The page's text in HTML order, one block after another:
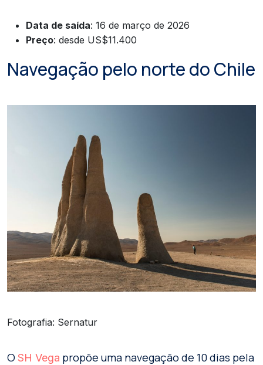
Data de saída: 16 de março de 2026
Preço: desde US$11.400
Navegação pelo norte do Chile
Fotografia: Sernatur
O SH Vega propõe uma navegação de 10 dias pela